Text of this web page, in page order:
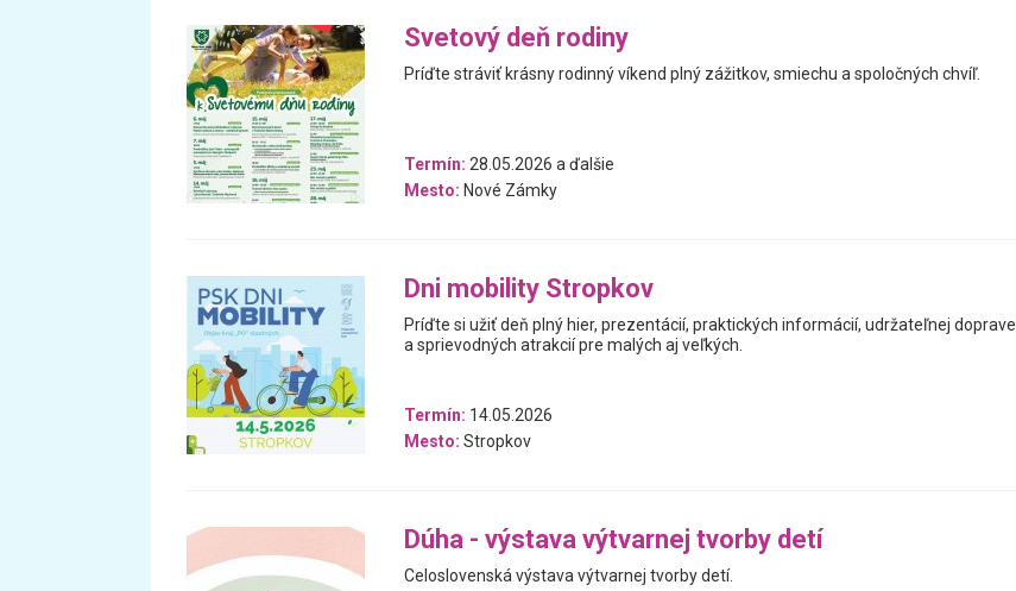
Svetový deň rodiny
Príďte stráviť krásny rodinný víkend plný zážitkov, smiechu a spoločných chvíľ.
Termín: 28.05.2026 a ďalšie
Mesto: Nové Zámky
Dni mobility Stropkov
Príďte si užiť deň plný hier, prezentácií, praktických informácií, udržateľnej doprave
a sprievodných atrakcií pre malých aj veľkých.
Termín: 14.05.2026
Mesto: Stropkov
Dúha - výstava výtvarnej tvorby detí
Celoslovenská výstava výtvarnej tvorby detí.